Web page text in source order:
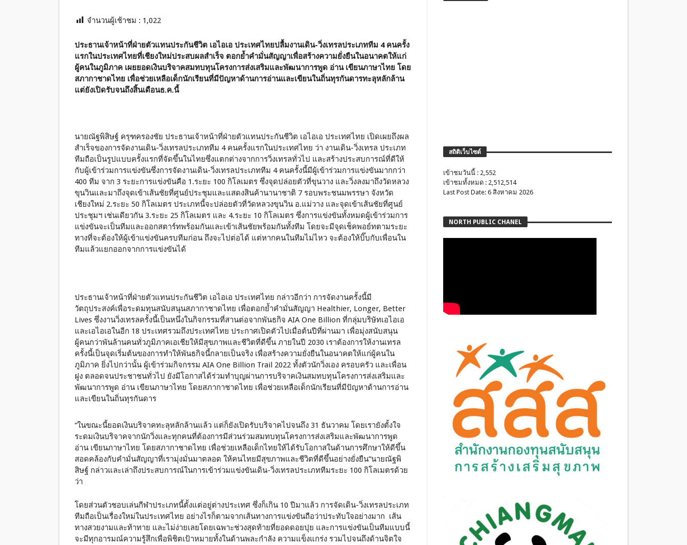
จำนวนผู้เช้าชม : 1,022
ประธานเจ้าหน้าที่ฝ่ายตัวแทนประกันชีวิต เอไอเอ ประเทศไทยปลื้มงานเดิน-วิ่งเทรลประเภททีม 4 คนครั้ง
แรกในประเทศไทยที่เชียงใหม่ประสบผลสำเร็จ ตอกย้ำคำมั่นสัญญาเพื่อสร้างความยั่งยืนในอนาคตให้แก่
ผู้คนในภูมิภาค เผยยอดเงินบริจาคสมทบทุนโครงการส่งเสริมและพัฒนาการพูด อ่าน เขียนภาษาไทย โดย
สภากาชาดไทย เพื่อช่วยเหลือเด็กนักเรียนที่มีปัญหาด้านการอ่านและเขียนในถิ่นทุรกันดารทะลุหลักล้าน
แต่ยังเปิดรับจนถึงสิ้นเดือนธ.ค.นี้
นายณัฐพิสิษฐ์ ครุฑครองชัย ประธานเจ้าหน้าที่ฝ่ายตัวแทนประกันชีวิต เอไอเอ ประเทศไทย เปิดเผยถึงผล
สำเร็จของการจัดงานเดิน-วิ่งเทรลประเภททีม 4 คนครั้งแรกในประเทศไทย ว่า งานเดิน-วิ่งเทรล ประเภท
ทีมถือเป็นรูปแบบครั้งแรกที่จัดขึ้นในไทยซึ่งแตกต่างจากการวิ่งเทรลทั่วไป และสร้างประสบการณ์ที่ดีให้
กับผู้เข้าร่วมการแข่งขันซึ่งการจัดงานเดิน-วิ่งเทรลประเภททีม 4 คนครั้งนี้มีผู้เข้าร่วมการแข่งขันมากกว่า
400 ทีม จาก 3 ระยะการแข่งขันคือ 1.ระยะ 100 กิโลเมตร ซึ่งจุดปล่อยตัวที่ขุนวาง และวิ่งลงมาถึงวัดหลวง
ขุนวินและมาถึงจุดเข้าเส้นชัยที่ศูนย์ประชุมและแสดงสินค้านานาชาติ 7 รอบพระชนมพรรษา จังหวัด
เชียงใหม่ 2.ระยะ 50 กิโลเมตร ประเภทนี้จะปล่อยตัวที่วัดหลวงขุนวิน อ.แม่วาง และจุดเข้าเส้นชัยที่ศูนย์
ประชุมฯ เช่นเดียวกัน 3.ระยะ 25 กิโลเมตร และ 4.ระยะ 10 กิโลเมตร ซึ่งการแข่งขันทั้งหมดผู้เข้าร่วมการ
แข่งขันจะเป็นทีมและออกสตาร์ทพร้อมกันและเข้าเส้นชัยพร้อมกันทั้งทีม โดยจะมีจุดเช็คพอย์ทตามระยะ
ทางที่จะต้องให้ผู้เข้าแข่งขันครบทีมก่อน ถึงจะไปต่อได้ แต่หากคนในทีมไม่ไหว จะต้องให้บิ๊บกับเพื่อนใน
ทีมแล้วแยกออกจากการแข่งขันได้
ประธานเจ้าหน้าที่ฝ่ายตัวแทนประกันชีวิต เอไอเอ ประเทศไทย กล่าวอีกว่า การจัดงานครั้งนี้มี
วัตถุประสงค์เพื่อระดมทุนสนับสนุนสภากาชาดไทย เพื่อตอกย้ำคำมั่นสัญญา Healthier, Longer, Better
Lives ซึ่งงานวิ่งเทรลครั้งนี้เป็นหนึ่งในกิจกรรมที่สานต่อจากพันธกิจ AIA One Billion ที่กลุ่มบริษัทเอไอเอ
และเอไอเอในอีก 18 ประเทศรวมถึงประเทศไทย ประกาศเปิดตัวไปเมื่อต้นปีที่ผ่านมา เพื่อมุ่งสนับสนุน
ผู้คนกว่าพันล้านคนทั่วภูมิภาคเอเชียให้มีสุขภาพและชีวิตที่ดีขึ้น ภายในปี 2030 เราต้องการให้งานเทรล
ครั้งนี้เป็นจุดเริ่มต้นของการทำให้พันธกิจนี้กลายเป็นจริง เพื่อสร้างความยั่งยืนในอนาคตให้แก่ผู้คนใน
ภูมิภาค ยิ่งไปกว่านั้น ผู้เข้าร่วมกิจกรรม AIA One Billion Trail 2022 ทั้งตัวนักวิ่งเอง ครอบครัว และเพื่อน
ฝูง ตลอดจนประชาชนทั่วไป ยังมีโอกาสได้ร่วมทำบุญผ่านการบริจาคเงินสมทบทุนโครงการส่งเสริมและ
พัฒนาการพูด อ่าน เขียนภาษาไทย โดยสภากาชาดไทย เพื่อช่วยเหลือเด็กนักเรียนที่มีปัญหาด้านการอ่าน
และเขียนในถิ่นทุรกันดาร
“ในขณะนี้ยอดเงินบริจาคทะลุหลักล้านแล้ว แต่ก็ยังเปิดรับบริจาคไปจนถึง 31 ธันวาคม โดยเรายังตั้งใจ
ระดมเงินบริจาคจากนักวิ่งและทุกคนที่ต้องการมีส่วนร่วมสมทบทุนโครงการส่งเสริมและพัฒนาการพูด
อ่าน เขียนภาษาไทย โดยสภากาชาดไทย เพื่อช่วยเหลือเด็กไทยให้ได้รับโอกาสในด้านการศึกษาให้ดีขึ้น
สอดคล้องกับคำมั่นสัญญาที่เรามุ่งมั่นมาตลอด ให้คนไทยมีสุขภาพและชีวิตที่ดีขึ้นอย่างยั่งยืน”นายณัฐพิ
สิษฐ์ กล่าวและเล่าถึงประสบการณ์ในการเข้าร่วมแข่งขันเดิน-วิ่งเทรลประเภททีมระยะ 100 กิโลเมตรด้วย
ว่า
โดยส่วนตัวชอบเล่นกีฬาประเภทนี้ตั้งแต่อยู่ต่างประเทศ ซึ่งก็เกิน 10 ปีมาแล้ว การจัดเดิน-วิ่งเทรลประเภท
ทีมถือเป็นเรื่องใหม่ในประเทศไทย อย่างไรก็ตามจากเส้นทางการแข่งขันถือว่าประทับใจอย่างมาก เส้น
ทางสวยงามและท้าทาย และไม่ง่ายเลยโดยเฉพาะช่วงสุดท้ายที่ยอดดอยปุย และการแข่งขันเป็นทีมแบบนี้
จะมีทุกอารมณ์ความรู้สึกเพื่อพิชิตเป้าหมายทั้งในด้านพละกำลัง ความแข็งแกร่ง รวมไปจนถึงด้านจิตใจ
สถิติเว็บไซต์
เข้าชมวันนี้ : 2,552
เข้าชมทั้งหมด : 2,512,514
Last Post Date: 6 สิงหาคม 2026
NORTH PUBLIC CHANEL